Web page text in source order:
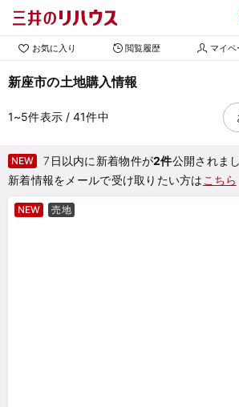
お気に入り 閲覧履歴 マイペ
新座市の土地購入情報
1~5件表示/ 41件中
NEW 7日以内に新着物件が2件公開されまし
新着情報をメールで受け取りたい方は こちら
NEW 売地